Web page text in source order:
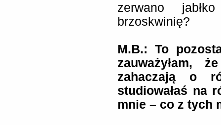
zerwano
brzoskwinię?
M.B.: To
zauważyłam,
zahaczają o
studiowałaś na
mnie – co z tych